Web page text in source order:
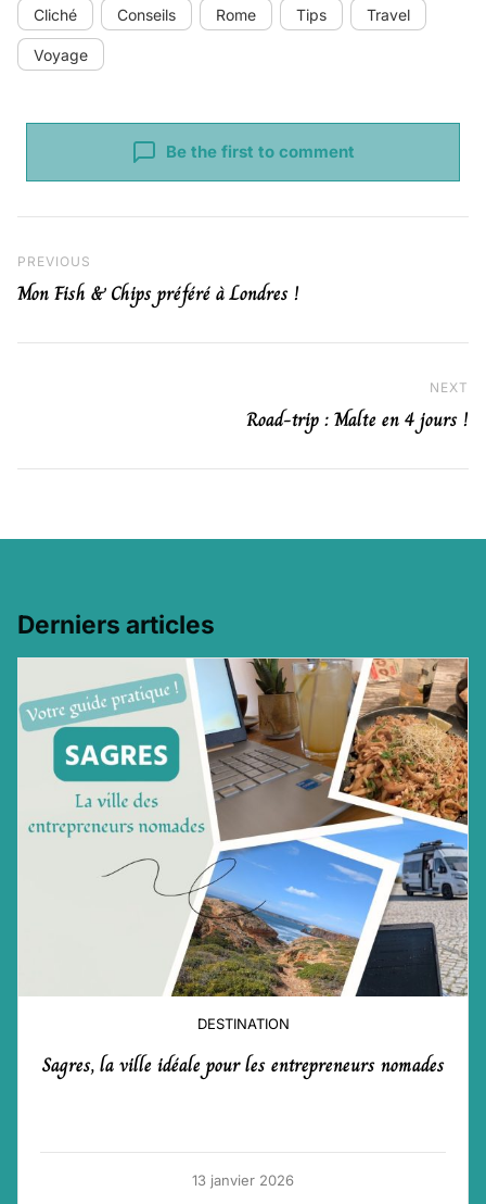
Cliché Conseils Rome Tips Travel
Voyage
Be the first to comment
Previous Post
PREVIOUS
Mon Fish & Chips préféré à Londres !
NEXT
Road-trip : Malte en 4 jours !
Derniers articles
DESTINATION
Sagres, la ville idéale pour les entrepreneurs nomades
13 janvier 2026